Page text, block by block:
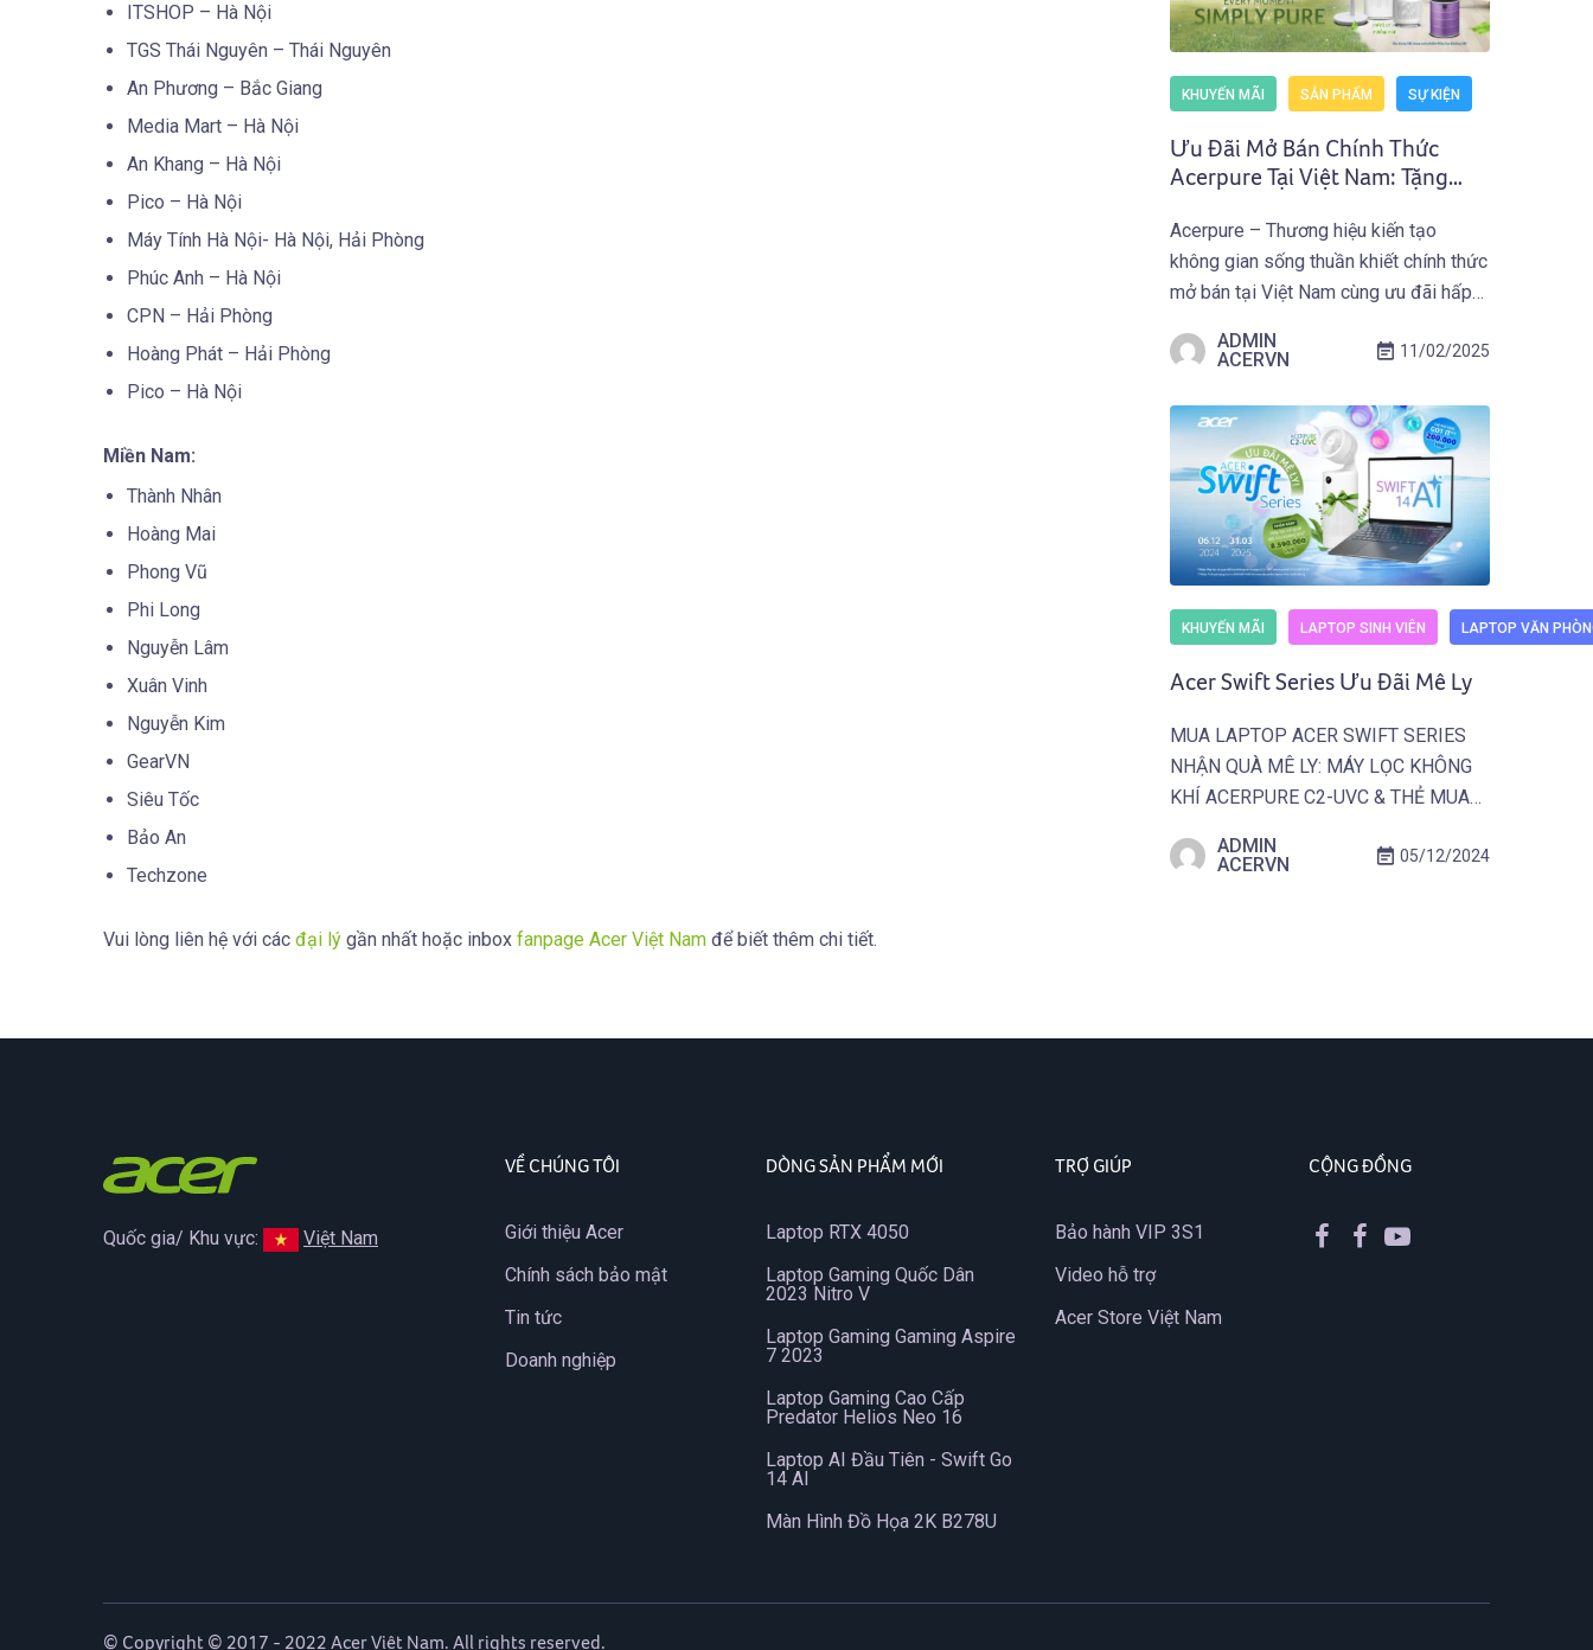
ITSHOP – Hà Nội
TGS Thái Nguyên – Thái Nguyên
An Phương – Bắc Giang
Media Mart – Hà Nội
An Khang – Hà Nội
Pico – Hà Nội
Máy Tính Hà Nội- Hà Nội, Hải Phòng
Phúc Anh – Hà Nội
CPN – Hải Phòng
Hoàng Phát – Hải Phòng
Pico – Hà Nội
Miền Nam:
Thành Nhân
Hoàng Mai
Phong Vũ
Phi Long
Nguyễn Lâm
Xuân Vinh
Nguyễn Kim
GearVN
Siêu Tốc
Bảo An
Techzone
Vui lòng liên hệ với các đại lý gần nhất hoặc inbox fanpage Acer Việt Nam để biết thêm chi tiết.
KHUYẾN MÃI SẢN PHẨM SỰ KIỆN
Ưu Đãi Mở Bán Chính Thức
Acerpure Tại Việt Nam: Tặng
Lọc Không Khí Tại Hệ Thống
Phong Vũ Từ 10.02.2025
Acerpure – Thương hiệu kiến tạo
không gian sống thuần khiết chính thức
mở bán tại Việt Nam cùng ưu đãi hấp
hết 28.02.2025. Acerpure Việt Nam –
nghệ Acer hàng đầu thế giới, chính thức
ra mắt tại thị trường […]
ADMIN
ACERVN
11/02/2025
KHUYẾN MÃI LAPTOP SINH VIÊN LAPTOP VĂN
Acer Swift Series Ưu Đãi Mê Ly
MUA LAPTOP ACER SWIFT SERIES
NHẬN QUÀ MÊ LY: MÁY LỌC KHÔNG
KHÍ ACERPURE C2-UVC & THẺ MUA
– 31.03.2025.
ADMIN
ACERVN
05/12/2024
Quốc gia/ Khu vực: Việt Nam
VỀ CHÚNG TÔI
Giới thiệu Acer
Chính sách bảo mật
Tin tức
Doanh nghiệp
DÒNG SẢN PHẨM MỚI
Laptop RTX 4050
Laptop Gaming Quốc Dân
2023 Nitro V
Laptop Gaming Gaming Aspire
7 2023
Laptop Gaming Cao Cấp
Predator Helios Neo 16
Laptop AI Đầu Tiên - Swift Go
14 AI
Màn Hình Đồ Họa 2K B278U
TRỢ GIÚP
Bảo hành VIP 3S1
Video hỗ trợ
Acer Store Việt Nam
CỘNG ĐỒNG
© Copyright © 2017 - 2022 Acer Việt Nam. All rights reserved.